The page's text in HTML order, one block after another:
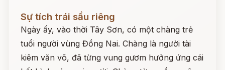
Sự tích trái sầu riêng
Ngày ấy, vào thời Tây Sơn, có một chàng trẻ
tuổi người vùng Đồng Nai. Chàng là người tài
kiêm văn võ, đã từng vung gươm hưởng ứng cái